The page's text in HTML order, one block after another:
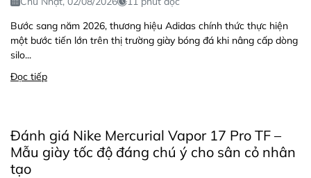
Bước sang năm 2026, thương hiệu Adidas chính thức thực hiện
một bước tiến lớn trên thị trường giày bóng đá khi nâng cấp dòng
silo...
Đọc tiếp
Đánh giá Nike Mercurial Vapor 17 Pro TF –
Mẫu giày tốc độ đáng chú ý cho sân cỏ nhân
tạo